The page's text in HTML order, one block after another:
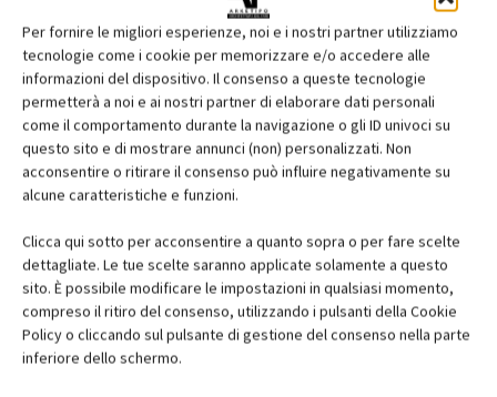
Per fornire le migliori esperienze, noi e i nostri partner utilizziamo
tecnologie come i cookie per memorizzare e/o accedere alle
informazioni del dispositivo. Il consenso a queste tecnologie
permetterà a noi e ai nostri partner di elaborare dati personali
come il comportamento durante la navigazione o gli ID univoci su
questo sito e di mostrare annunci (non) personalizzati. Non
acconsentire o ritirare il consenso può influire negativamente su
alcune caratteristiche e funzioni.
Clicca qui sotto per acconsentire a quanto sopra o per fare scelte
dettagliate. Le tue scelte saranno applicate solamente a questo
sito. È possibile modificare le impostazioni in qualsiasi momento,
compreso il ritiro del consenso, utilizzando i pulsanti della Cookie
Policy o cliccando sul pulsante di gestione del consenso nella parte
inferiore dello schermo.
Edicola web
Abbonati e regala
Iscriviti alla newsletter